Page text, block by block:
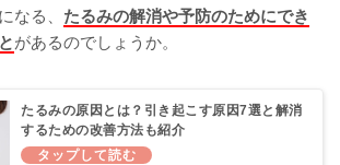
なる、 たるみの解消や予防のためにでき
があるのでしょうか。
たるみの原因とは？引き起こす原因7選と解消
するための改善方法も紹介